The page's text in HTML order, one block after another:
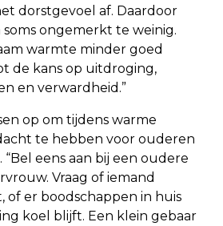
dorstgevoel af. Daardoor
ongemerkt te weinig.
warmte minder goed
de kans op uitdroging,
en verwardheid.”
op om tijdens warme
te hebben voor ouderen
eens aan bij een oudere
Vraag of iemand
of er boodschappen in huis
koel blijft. Een klein gebaar